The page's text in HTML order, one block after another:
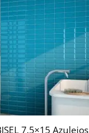
7.5×15 Azulejos